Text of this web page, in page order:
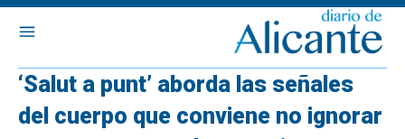
‘Salut a punt’ aborda las señales
del cuerpo que conviene no ignorar